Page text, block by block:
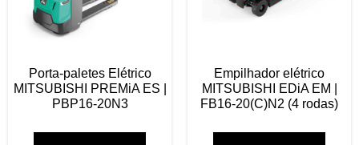
Porta-paletes Elétrico
MITSUBISHI PREMiA ES |
PBP16-20N3
Empilhador elétrico
MITSUBISHI EDiA EM |
FB16‑20(C)N2 (4 rodas)